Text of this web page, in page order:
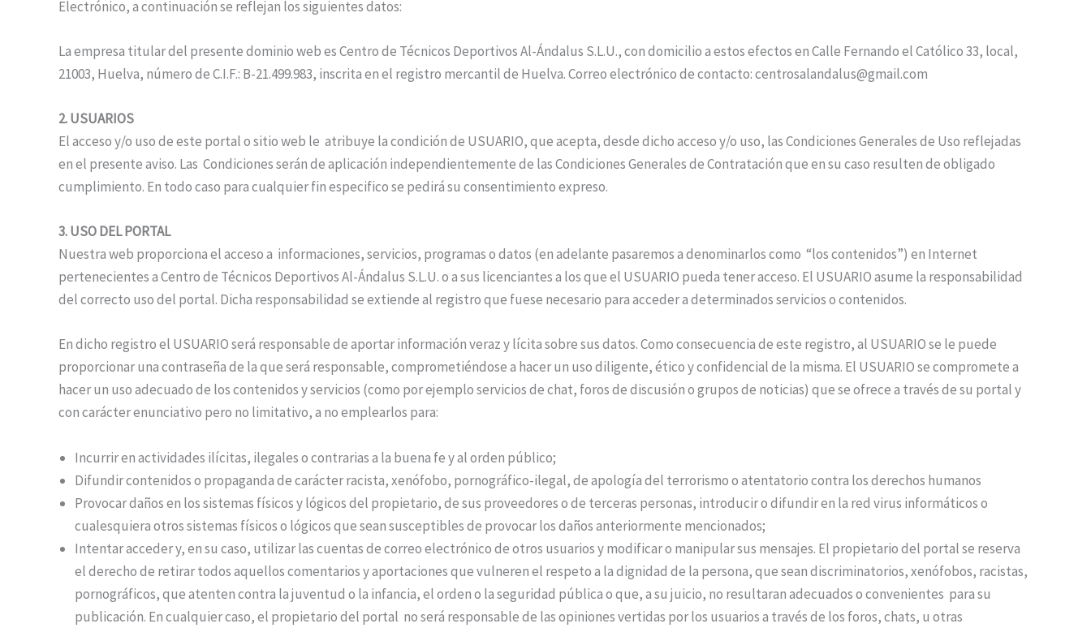
Electrónico, a continuación se reflejan los siguientes datos:
La empresa titular del presente dominio web es Centro de Técnicos Deportivos Al-Ándalus S.L.U., con domicilio a estos efectos en Calle Fernando el Católico 33, local,
21003, Huelva, número de C.I.F.: B-21.499.983, inscrita en el registro mercantil de Huelva. Correo electrónico de contacto: centrosalandalus@gmail.com
2. USUARIOS
El acceso y/o uso de este portal o sitio web le atribuye la condición de USUARIO, que acepta, desde dicho acceso y/o uso, las Condiciones Generales de Uso reflejadas
en el presente aviso. Las Condiciones serán de aplicación independientemente de las Condiciones Generales de Contratación que en su caso resulten de obligado
cumplimiento. En todo caso para cualquier fin especifico se pedirá su consentimiento expreso.
3. USO DEL PORTAL
Nuestra web proporciona el acceso a informaciones, servicios, programas o datos (en adelante pasaremos a denominarlos como “los contenidos”) en Internet
pertenecientes a Centro de Técnicos Deportivos Al-Ándalus S.L.U. o a sus licenciantes a los que el USUARIO pueda tener acceso. El USUARIO asume la responsabilidad
del correcto uso del portal. Dicha responsabilidad se extiende al registro que fuese necesario para acceder a determinados servicios o contenidos.
En dicho registro el USUARIO será responsable de aportar información veraz y lícita sobre sus datos. Como consecuencia de este registro, al USUARIO se le puede
proporcionar una contraseña de la que será responsable, comprometiéndose a hacer un uso diligente, ético y confidencial de la misma. El USUARIO se compromete a
hacer un uso adecuado de los contenidos y servicios (como por ejemplo servicios de chat, foros de discusión o grupos de noticias) que se ofrece a través de su portal y
con carácter enunciativo pero no limitativo, a no emplearlos para:
Incurrir en actividades ilícitas, ilegales o contrarias a la buena fe y al orden público;
Difundir contenidos o propaganda de carácter racista, xenófobo, pornográfico-ilegal, de apología del terrorismo o atentatorio contra los derechos humanos
Provocar daños en los sistemas físicos y lógicos del propietario, de sus proveedores o de terceras personas, introducir o difundir en la red virus informáticos o
cualesquiera otros sistemas físicos o lógicos que sean susceptibles de provocar los daños anteriormente mencionados;
Intentar acceder y, en su caso, utilizar las cuentas de correo electrónico de otros usuarios y modificar o manipular sus mensajes. El propietario del portal se reserva
el derecho de retirar todos aquellos comentarios y aportaciones que vulneren el respeto a la dignidad de la persona, que sean discriminatorios, xenófobos, racistas,
pornográficos, que atenten contra la juventud o la infancia, el orden o la seguridad pública o que, a su juicio, no resultaran adecuados o convenientes para su
publicación. En cualquier caso, el propietario del portal no será responsable de las opiniones vertidas por los usuarios a través de los foros, chats, u otras